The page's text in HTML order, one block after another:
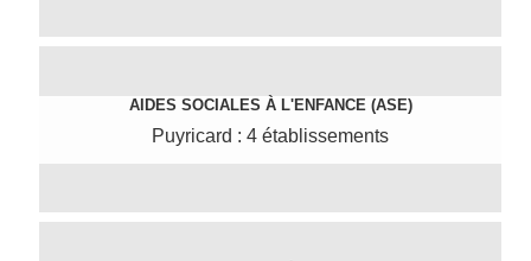
AIDES SOCIALES À L'ENFANCE (ASE)
Puyricard : 4 établissements